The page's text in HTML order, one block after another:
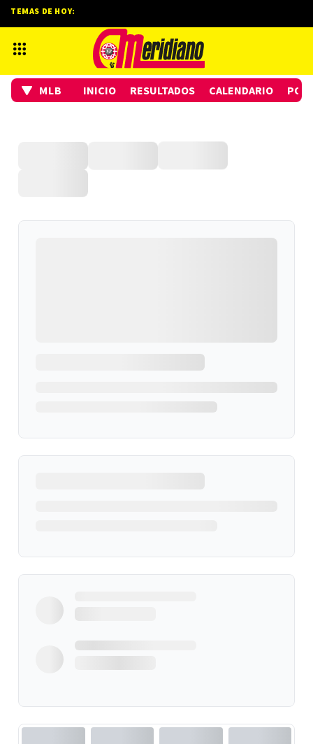
MLB INICIO RESULTADOS CALENDARIO
TEMAS DE HOY: